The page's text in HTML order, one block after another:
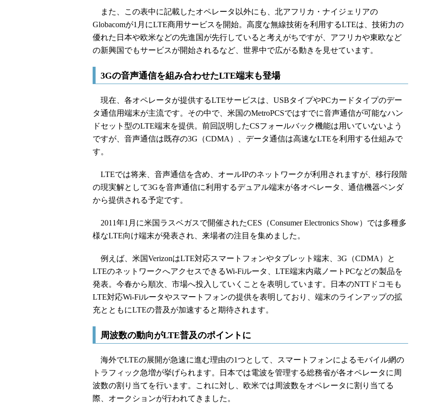
また、この表中に記載したオペレータ以外にも、北アフリカ・ナイジェリアの
Globacomが1月にLTE商用サービスを開始。高度な無線技術を利用するLTEは、技術力の
優れた日本や欧米などの先進国が先行していると考えがちですが、アフリカや東欧など
の新興国でもサービスが開始されるなど、世界中で広がる動きを見せています。
3Gの音声通信を組み合わせたLTE端末も登場
現在、各オペレータが提供するLTEサービスは、USBタイプやPCカードタイプのデー
タ通信用端末が主流です。その中で、米国のMetroPCSではすでに音声通信が可能なハン
ドセット型のLTE端末を提供。前回説明したCSフォールバック機能は用いていないよう
ですが、音声通信は既存の3G（CDMA）、データ通信は高速なLTEを利用する仕組みで
す。
LTEでは将来、音声通信を含め、オールIPのネットワークが利用されますが、移行段階
の現実解として3Gを音声通信に利用するデュアル端末が各オペレータ、通信機器ベンダ
から提供される予定です。
2011年1月に米国ラスベガスで開催されたCES（Consumer Electronics Show）では多種多
様なLTE向け端末が発表され、来場者の注目を集めました。
例えば、米国VerizonはLTE対応スマートフォンやタブレット端末、3G（CDMA）と
LTEのネットワークへアクセスできるWi-Fiルータ、LTE端末内蔵ノートPCなどの製品を
発表。今春から順次、市場へ投入していくことを表明しています。日本のNTTドコモも
LTE対応Wi-Fiルータやスマートフォンの提供を表明しており、端末のラインアップの拡
充とともにLTEの普及が加速すると期待されます。
周波数の動向がLTE普及のポイントに
海外でLTEの展開が急速に進む理由の1つとして、スマートフォンによるモバイル網の
トラフィック急増が挙げられます。日本では電波を管理する総務省が各オペレータに周
波数の割り当てを行います。これに対し、欧米では周波数をオペレータに割り当てる
際、オークションが行われてきました。